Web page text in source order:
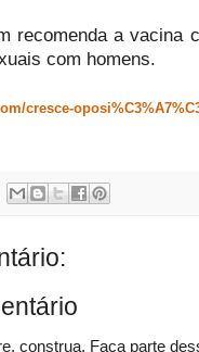
recomenda a vacina
com homens.
cresce-
construa. Faça parte